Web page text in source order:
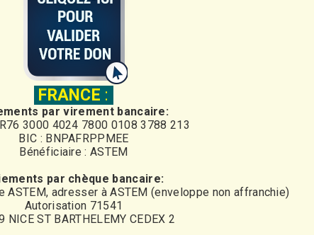
FRANCE :
par virement bancaire:
3000 4024 7800 0108 3788 213
BIC : BNPAFRPPMEE
Bénéficiaire : ASTEM
par chèque bancaire:
ASTEM, adresser à ASTEM (enveloppe non affranchie)
Autorisation 71541
NICE ST BARTHELEMY CEDEX 2